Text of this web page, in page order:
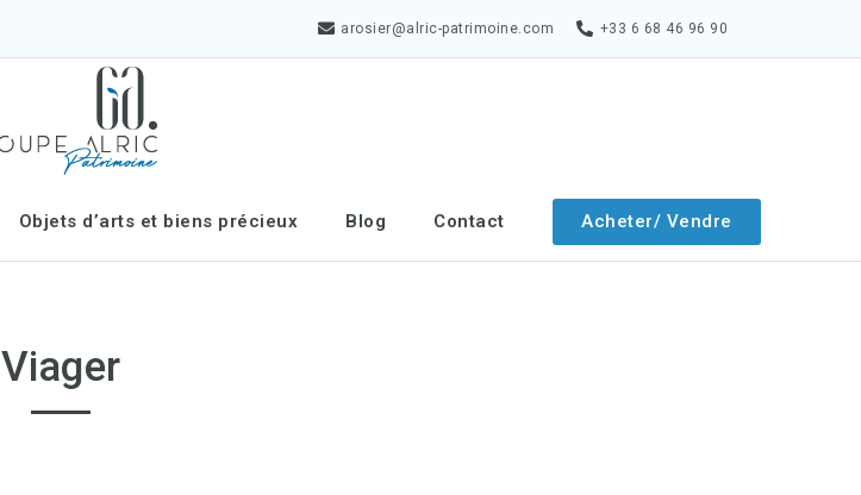
arosier@alric-patrimoine.com +33 6 68 46 96 90
Objets d’arts et biens précieux Blog Contact Acheter/ Vendre
Viager